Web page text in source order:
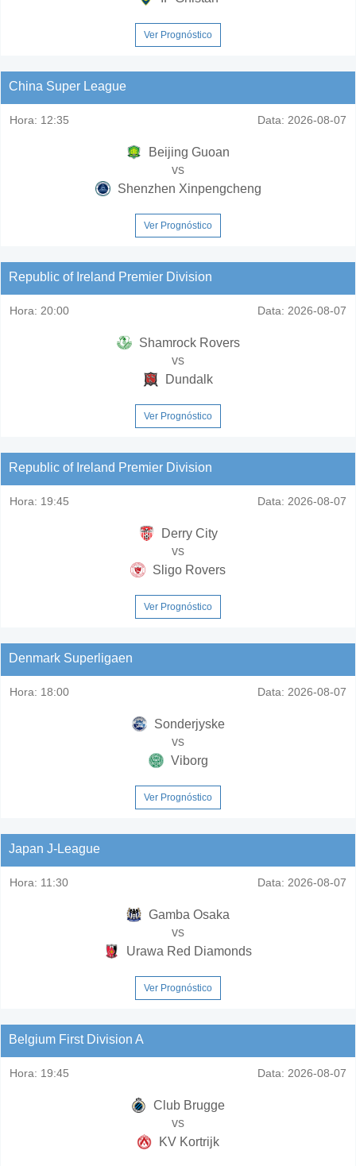
Ver Prognóstico
China Super League
Hora: 12:35 Data: 2026-08-07
Beijing Guoan
vs
Shenzhen Xinpengcheng
Ver Prognóstico
Republic of Ireland Premier Division
Hora: 20:00 Data: 2026-08-07
Shamrock Rovers
vs
Dundalk
Ver Prognóstico
Republic of Ireland Premier Division
Hora: 19:45 Data: 2026-08-07
Derry City
vs
Sligo Rovers
Ver Prognóstico
Denmark Superligaen
Hora: 18:00 Data: 2026-08-07
Sonderjyske
vs
Viborg
Ver Prognóstico
Japan J-League
Hora: 11:30 Data: 2026-08-07
Gamba Osaka
vs
Urawa Red Diamonds
Ver Prognóstico
Belgium First Division A
Hora: 19:45 Data: 2026-08-07
Club Brugge
vs
KV Kortrijk